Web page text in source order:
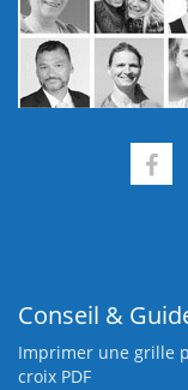
Conseil &
Imprimer une grille
croix PDF